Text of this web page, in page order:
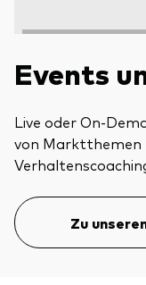
Events
Live oder On-
von Marktthemen
Zu